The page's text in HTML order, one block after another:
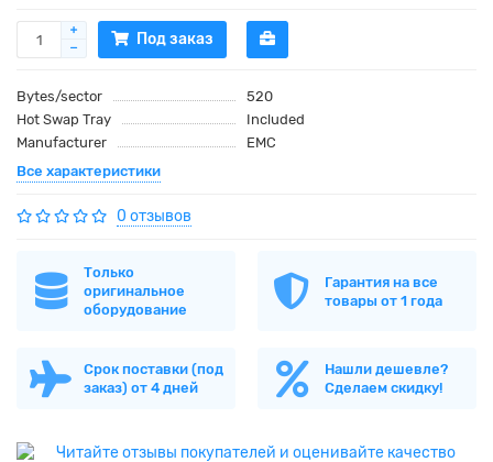
Под заказ
Bytes/sector
520
Hot Swap Tray
Included
Manufacturer
EMC
Все характеристики
0 отзывов
Только
оригинальное
оборудование
Гарантия на все
товары от 1 года
Срок поставки (под
заказ) от 4 дней
Нашли дешевле?
Сделаем скидку!